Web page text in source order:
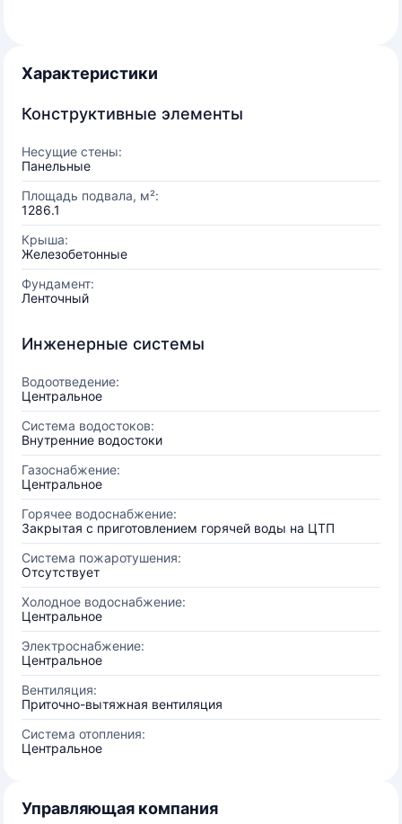
Характеристики
Конструктивные элементы
Несущие стены:
Панельные
Площадь подвала, м²:
1286.1
Крыша:
Железобетонные
Фундамент:
Ленточный
Инженерные системы
Водоотведение:
Центральное
Система водостоков:
Внутренние водостоки
Газоснабжение:
Центральное
Горячее водоснабжение:
Закрытая с приготовлением горячей воды на ЦТП
Система пожаротушения:
Отсутствует
Холодное водоснабжение:
Центральное
Электроснабжение:
Центральное
Вентиляция:
Приточно-вытяжная вентиляция
Система отопления:
Центральное
Управляющая компания